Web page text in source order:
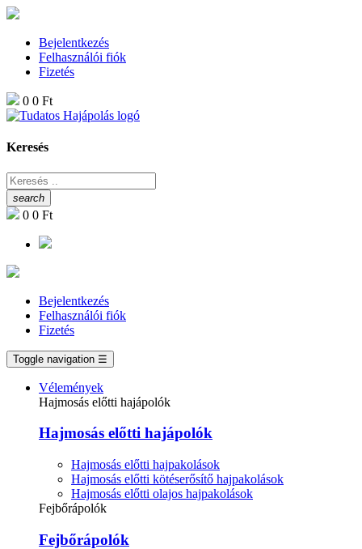
Bejelentkezés
Felhasználói fiók
Fizetés
0 0 Ft
Keresés
search
0 0 Ft
Bejelentkezés
Felhasználói fiók
Fizetés
Toggle navigation ☰
Vélemények
Hajmosás előtti hajápolók
Hajmosás előtti hajápolók
Hajmosás előtti hajpakolások
Hajmosás előtti kötéserősítő hajpakolások
Hajmosás előtti olajos hajpakolások
Fejbőrápolók
Fejbőrápolók